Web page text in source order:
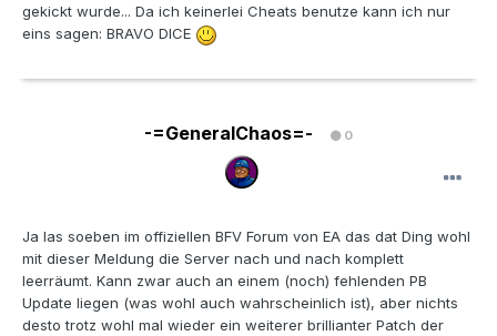
gekickt wurde... Da ich keinerlei Cheats benutze kann ich nur
eins sagen: BRAVO DICE
-=GeneralChaos=- 0
Ja las soeben im offiziellen BFV Forum von EA das dat Ding wohl
mit dieser Meldung die Server nach und nach komplett
leerräumt. Kann zwar auch an einem (noch) fehlenden PB
Update liegen (was wohl auch wahrscheinlich ist), aber nichts
desto trotz wohl mal wieder ein weiterer brillianter Patch der